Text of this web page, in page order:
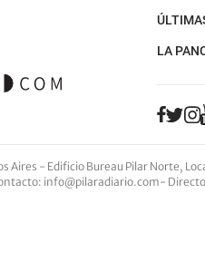
LA
Aires - Edificio Bureau Pilar Norte,
: info@pilaradiario.com-